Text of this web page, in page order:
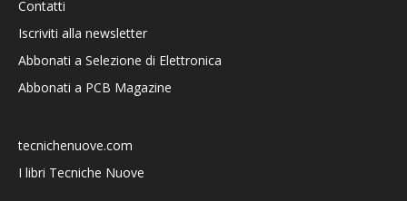
Contatti
Iscriviti alla newsletter
Abbonati a Selezione di Elettronica
Abbonati a PCB Magazine
tecnichenuove.com
I libri Tecniche Nuove